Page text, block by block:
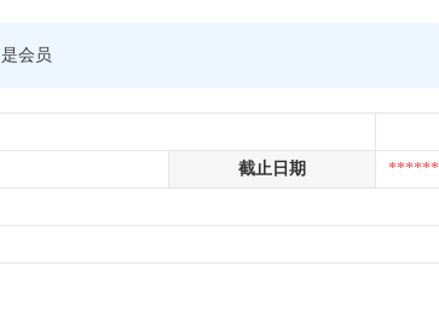
会员
截止日期 ******